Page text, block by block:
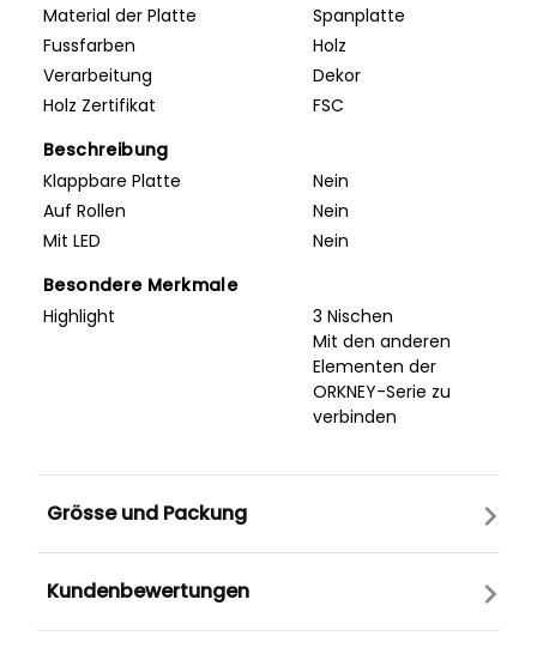
Material der Platte
Spanplatte
Fussfarben
Holz
Verarbeitung
Dekor
Holz Zertifikat
FSC
Beschreibung
Klappbare Platte
Nein
Auf Rollen
Nein
Mit LED
Nein
Besondere Merkmale
Highlight
3 Nischen
Mit den anderen
Elementen der
ORKNEY-Serie zu
verbinden
Grösse und Packung
Kundenbewertungen